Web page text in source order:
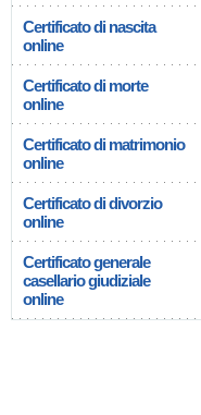
Certificato di nascita
online
Certificato di morte
online
Certificato di matrimonio
online
Certificato di divorzio
online
Certificato generale
casellario giudiziale
online